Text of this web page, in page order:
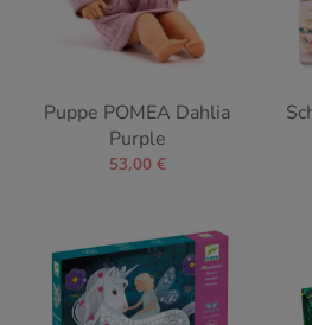
Puppe POMEA Dahlia
Purple
53,00 €